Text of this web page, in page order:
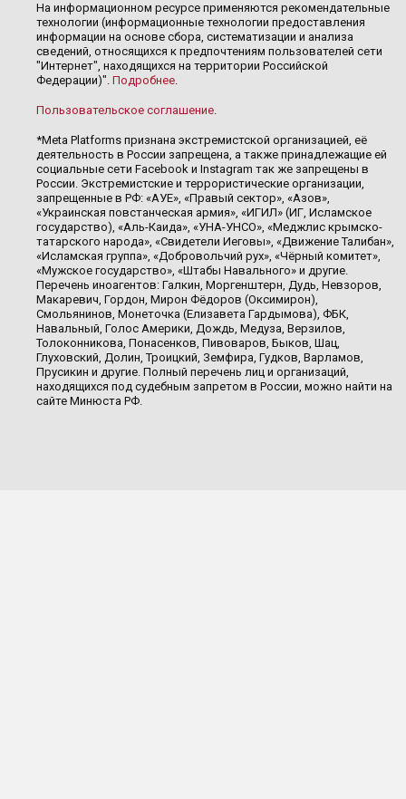
На информационном ресурсе применяются рекомендательные
технологии (информационные технологии предоставления
информации на основе сбора, систематизации и анализа
сведений, относящихся к предпочтениям пользователей сети
"Интернет", находящихся на территории Российской
Федерации)". Подробнее.
Пользовательское соглашение.
*Meta Platforms признана экстремистской организацией, её
деятельность в России запрещена, а также принадлежащие ей
социальные сети Facebook и Instagram так же запрещены в
России. Экстремистские и террористические организации,
запрещенные в РФ: «АУЕ», «Правый сектор», «Азов»,
«Украинская повстанческая армия», «ИГИЛ» (ИГ, Исламское
государство), «Аль-Каида», «УНА-УНСО», «Меджлис крымско-
татарского народа», «Свидетели Иеговы», «Движение Талибан»,
«Исламская группа», «Добровольчий рух», «Чёрный комитет»,
«Мужское государство», «Штабы Навального» и другие.
Перечень иноагентов: Галкин, Моргенштерн, Дудь, Невзоров,
Макаревич, Гордон, Мирон Фёдоров (Оксимирон),
Смольянинов, Монеточка (Елизавета Гардымова), ФБК,
Навальный, Голос Америки, Дождь, Медуза, Верзилов,
Толоконникова, Понасенков, Пивоваров, Быков, Шац,
Глуховский, Долин, Троицкий, Земфира, Гудков, Варламов,
Прусикин и другие. Полный перечень лиц и организаций,
находящихся под судебным запретом в России, можно найти на
сайте Минюста РФ.